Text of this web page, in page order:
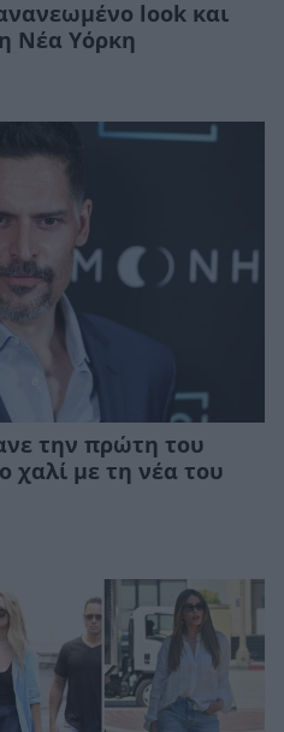
look και
Νέα Υόρκη
την πρώτη του
χαλί με τη νέα του